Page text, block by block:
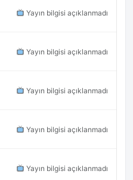
Yayın bilgisi açıklanmadı
Yayın bilgisi açıklanmadı
Yayın bilgisi açıklanmadı
Yayın bilgisi açıklanmadı
Yayın bilgisi açıklanmadı